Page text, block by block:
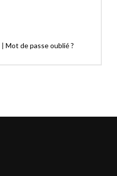
| Mot de passe oublié ?